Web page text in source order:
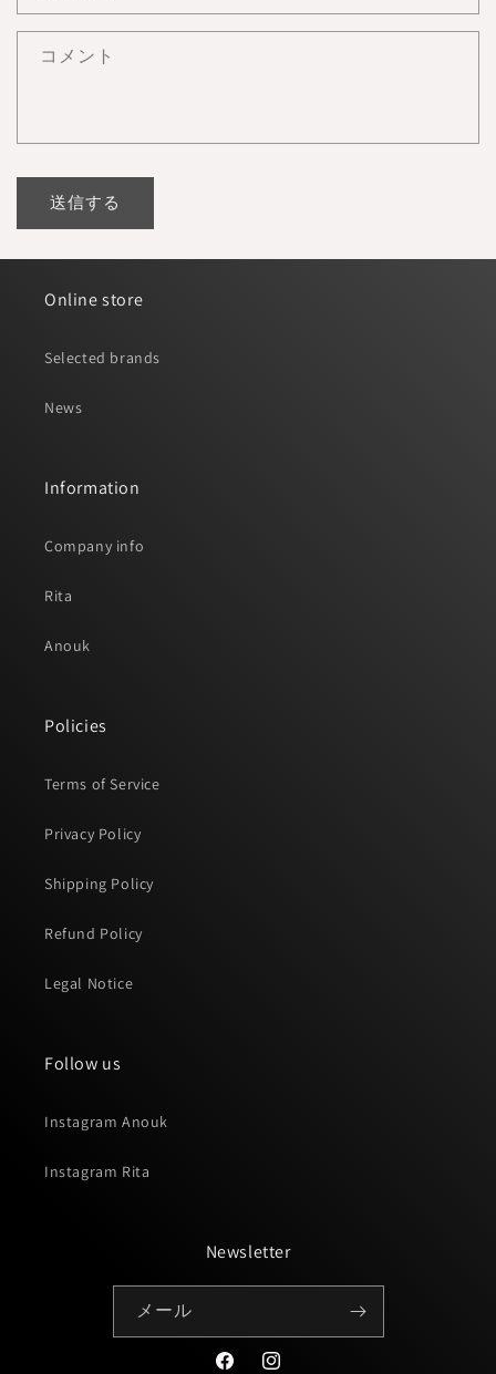
コメント
送信する
Online store
Selected brands
News
Information
Company info
Rita
Anouk
Policies
Terms of Service
Privacy Policy
Shipping Policy
Refund Policy
Legal Notice
Follow us
Instagram Anouk
Instagram Rita
Newsletter
メール